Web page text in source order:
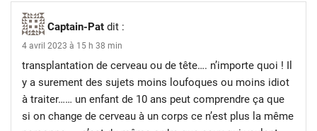
Captain-Pat dit :
4 avril 2023 à 15 h 38 min
transplantation de cerveau ou de tête…. n’importe quoi ! Il
y a surement des sujets moins loufoques ou moins idiot
à traiter…… un enfant de 10 ans peut comprendre ça que
si on change de cerveau à un corps ce n’est plus la même